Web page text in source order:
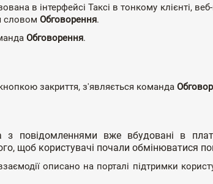
в інтерфейсі Таксі в тонкому клієнті,
словом Обговорення.
Обговорення.
закриття, з'являється команда
з повідомленнями вже вбудовані в
щоб користувачі почали обмінюватися
описано на порталі підтримки